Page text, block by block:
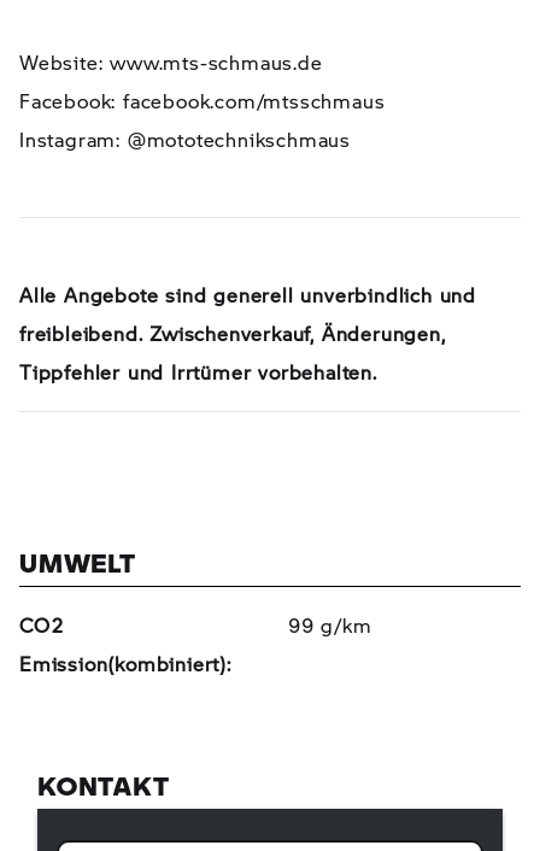
Website: www.mts-schmaus.de
Facebook: facebook.com/mtsschmaus
Instagram: @mototechnikschmaus
Alle Angebote sind generell unverbindlich und
freibleibend. Zwischenverkauf, Änderungen,
Tippfehler und Irrtümer vorbehalten.
UMWELT
CO2
Emission(kombiniert):
99 g/km
KONTAKT